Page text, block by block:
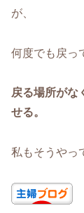
が、
何度でも戻っ
戻る場所がな
せる。
私もそうやっ